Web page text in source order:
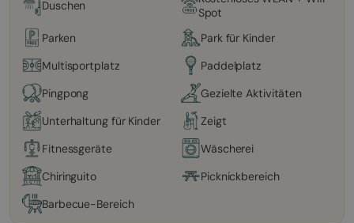
Duschen
Spot
Parken
Park für Kinder
Multisportplatz
Paddelplatz
Pingpong
Gezielte Aktivitäten
Unterhaltung für Kinder
Zeigt
Fitnessgeräte
Wäscherei
Chiringuito
Picknickbereich
Barbecue-Bereich